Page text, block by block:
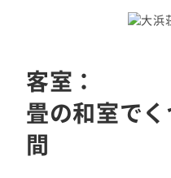
客室：
畳の和室で
間